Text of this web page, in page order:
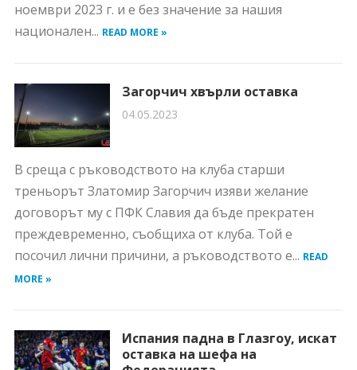
ноември 2023 г. и е без значение за нашия
национален... READ MORE »
Загорчич хвърли оставка
04.05.2023
В среща с ръководството на клуба старши
треньорът Златомир Загорчич изяви желание
договорът му с ПФК Славия да бъде прекратен
преждевременно, съобщиха от клуба. Той е
посочил лични причини, а ръководството е... READ
MORE »
Испания падна в Глазгоу, искат
оставка на шефа на